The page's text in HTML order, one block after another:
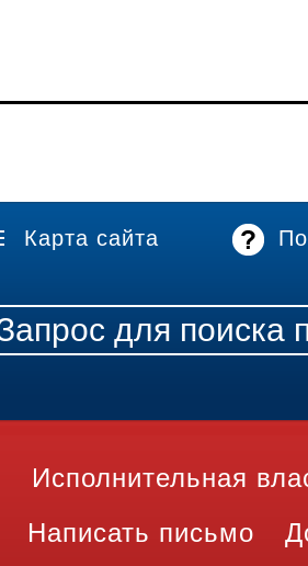
Карта сайта
Исполнительная
Написать письмо